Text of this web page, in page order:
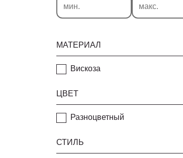
МАТЕРИАЛ
Вискоза
ЦВЕТ
Разноцветный
СТИЛЬ